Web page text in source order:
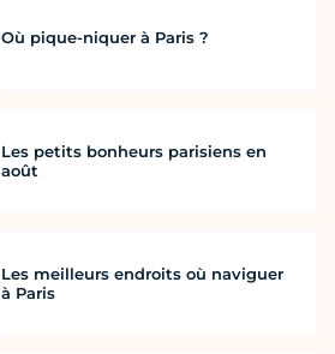
Où pique-niquer à Paris ?
Les petits bonheurs parisiens en
août
Les meilleurs endroits où naviguer
à Paris